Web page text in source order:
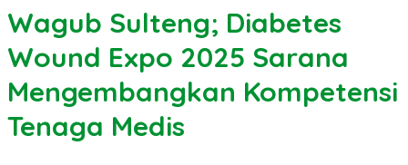
Wagub Sulteng; Diabetes
Wound Expo 2025 Sarana
Mengembangkan Kompetensi
Tenaga Medis